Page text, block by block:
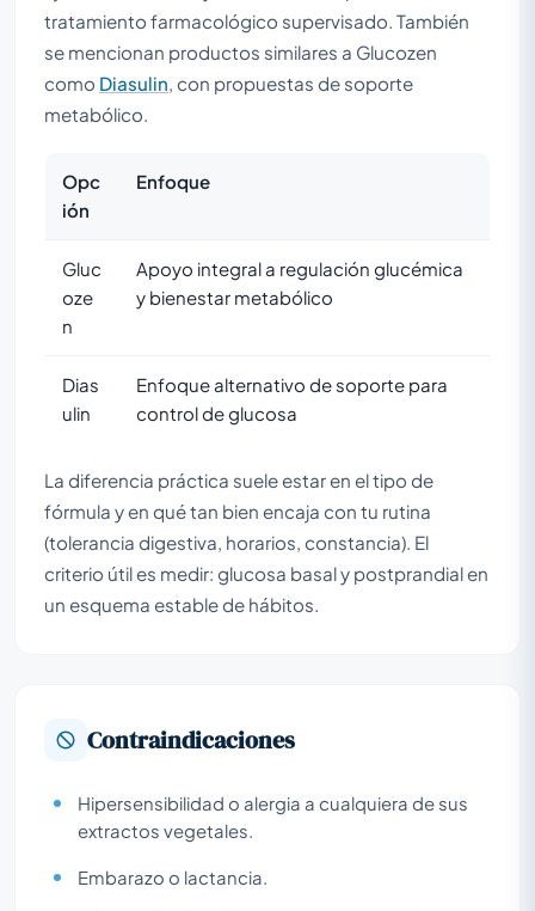
tratamiento farmacológico supervisado. También
se mencionan productos similares a Glucozen
como Diasulin , con propuestas de soporte
metabólico.
Opc
ión
Enfoque
Gluc
oze
n
Apoyo integral a regulación glucémica
y bienestar metabólico
Dias
ulin
Enfoque alternativo de soporte para
control de glucosa
La diferencia práctica suele estar en el tipo de
fórmula y en qué tan bien encaja con tu rutina
(tolerancia digestiva, horarios, constancia). El
criterio útil es medir: glucosa basal y postprandial en
un esquema estable de hábitos.
Contraindicaciones
Hipersensibilidad o alergia a cualquiera de sus
extractos vegetales.
Embarazo o lactancia.